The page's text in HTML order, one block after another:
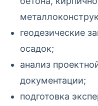
геодезические
осадок;
анализ
документации;
подготовка